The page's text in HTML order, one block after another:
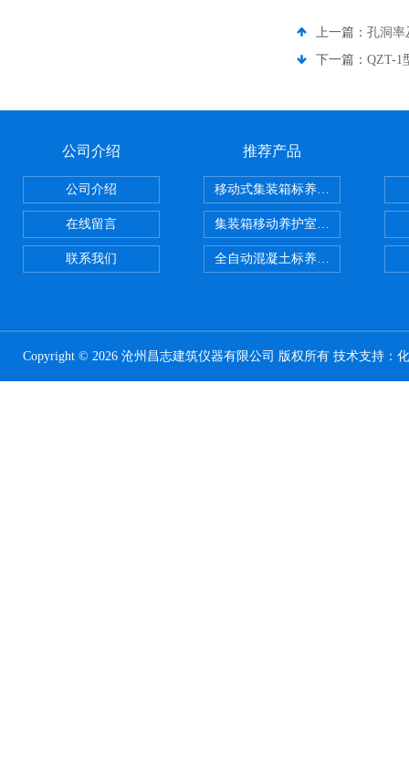
上一篇： 孔洞率
下一篇： QZT-1
公司介绍
公司介绍
在线留言
联系我们
推荐产品
移动式集装箱标养室 养护室设备
集装箱移动养护室 标养室
全自动混凝土标养室恒温恒湿设备
Copyright © 2026 沧州昌志建筑仪器有限公司 版权所有 技术支持：